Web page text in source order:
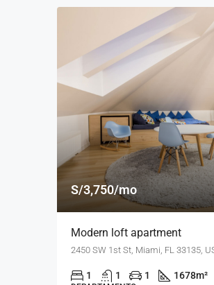
S/3,750/mo
Modern loft apartment
2450 SW 1st St, Miami, FL 33135,
1 1 1 1678m²